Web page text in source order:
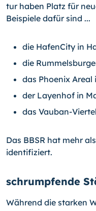
tur haben Platz für
Beispiele dafür sind ...
die HafenCity in
die
das Phoenix Areal
der Layenhof in
das Vauban-
Das BBSR hat mehr
identifiziert.
schrumpfende
Während die starken